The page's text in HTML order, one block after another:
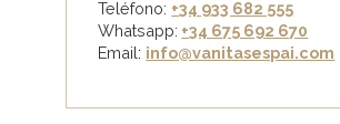
Teléfono: +34 933 682 555
Whatsapp: +34 675 692 670
Email: info@vanitasespai.com